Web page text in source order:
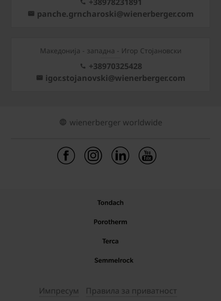
panche.grncharoski@wienerberger.com
Mакедонија - западна - Игор Стојановски
+38970325428
igor.stojanovski@wienerberger.com
wienerberger worldwide
Импресум Правила за приватност